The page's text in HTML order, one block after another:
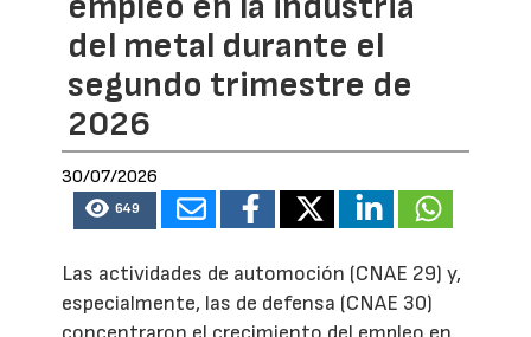
del metal durante el
segundo trimestre de
2026
30/07/2026
649
Las actividades de automoción (CNAE 29) y,
especialmente, las de defensa (CNAE 30)